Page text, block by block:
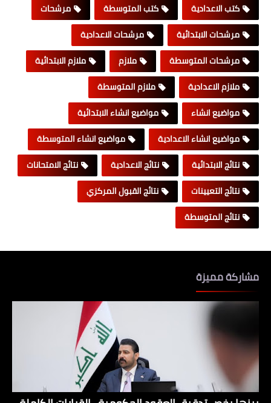
كتب الاعدادية
كتب المتوسطة
مرشحات
مرشحات الابتدائية
مرشحات الاعدادية
مرشحات المتوسطة
ملازم
ملازم الابتدائية
ملازم الاعدادية
ملازم المتوسطة
مواضيع انشاء
مواضيع انشاء الابتدائية
مواضيع انشاء الاعدادية
مواضيع انشاء المتوسطة
نتائج الابتدائية
نتائج الاعدادية
نتائج الامتحانات
نتائج التعيينات
نتائج القبول المركزي
نتائج المتوسطة
مشاركة مميزة